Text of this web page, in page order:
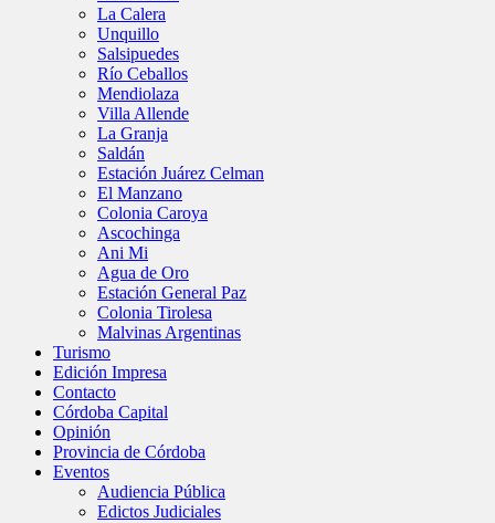
La Calera
Unquillo
Salsipuedes
Río Ceballos
Mendiolaza
Villa Allende
La Granja
Saldán
Estación Juárez Celman
El Manzano
Colonia Caroya
Ascochinga
Ani Mi
Agua de Oro
Estación General Paz
Colonia Tirolesa
Malvinas Argentinas
Turismo
Edición Impresa
Contacto
Córdoba Capital
Opinión
Provincia de Córdoba
Eventos
Audiencia Pública
Edictos Judiciales